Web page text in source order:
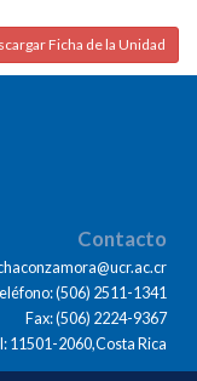
Ficha de la Unidad
Contacto
(506) 2511-1341
Fax: (506) 2224-9367
11501-2060,Costa Rica